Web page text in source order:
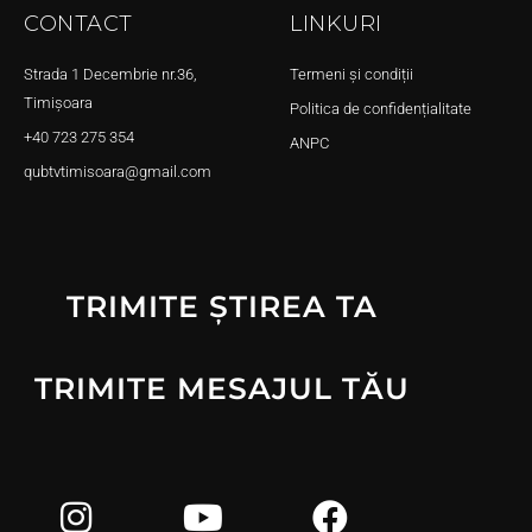
CONTACT
Strada 1 Decembrie nr.36,
Timișoara
+40 723 275 354
qubtvtimisoara@gmail.com
LINKURI
Termeni și condiții
Politica de confidențialitate
ANPC
TRIMITE ȘTIREA TA
TRIMITE MESAJUL TĂU